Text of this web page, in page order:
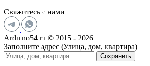
Свяжитесь с нами
Arduino54.ru © 2015 - 2026
Заполните адрес (Улица, дом, квартира)
Сохранить